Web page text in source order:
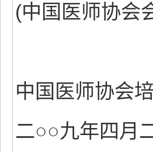
(中国医师协会
中国医师协会
二○○九年四月